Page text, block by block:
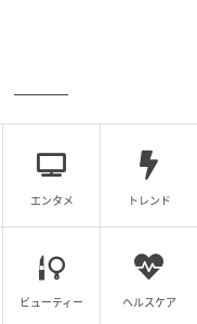
エンタメ トレンド
ビューティー ヘルスケア